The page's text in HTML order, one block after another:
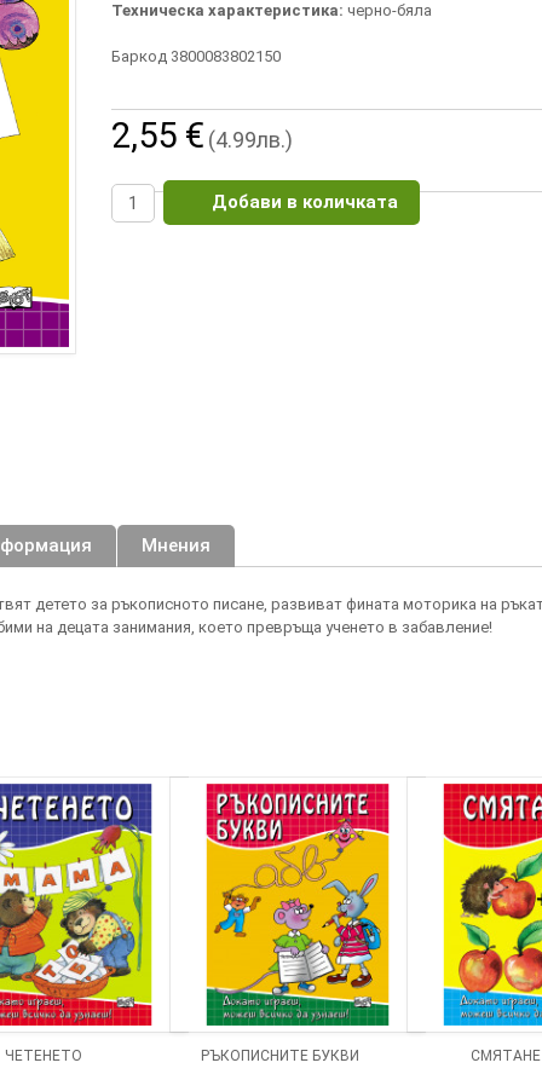
Техническа характеристика: черно-бяла
Баркод 3800083802150
2,55 € (4.99лв.)
Добави в количката
Мнения
детето за ръкописното писане, развиват фината моторика на
на децата занимания, което превръща ученето в забавление!
ЧЕТЕНЕТО РЪКОПИСНИТЕ БУКВИ